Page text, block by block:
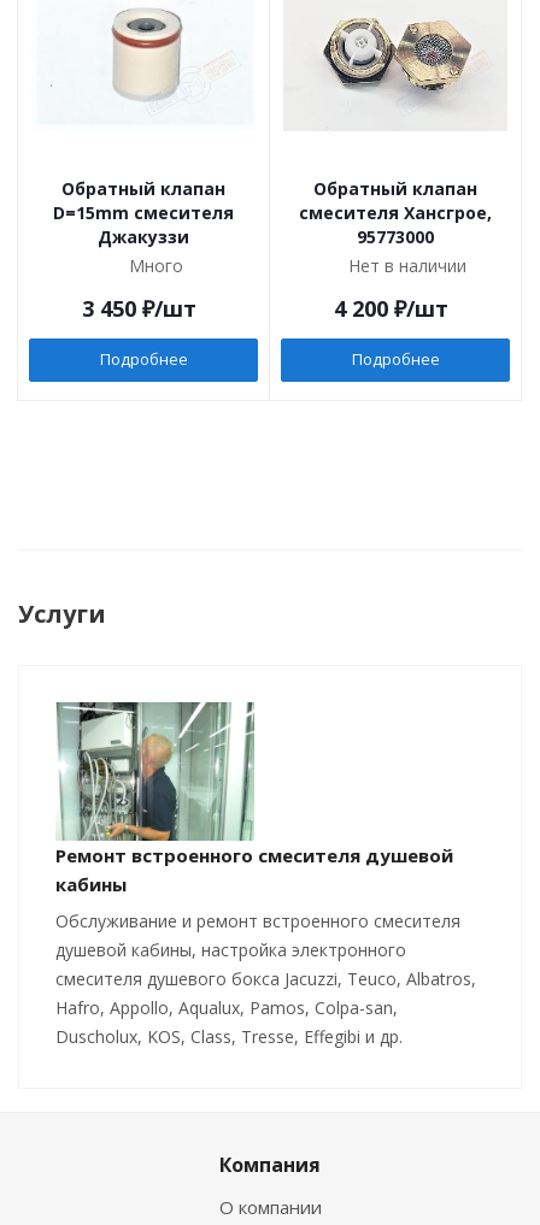
Обратный клапан
D=15mm смесителя
Джакуззи
Много
3 450 ₽/шт
Подробнее
Обратный клапан
смесителя Хансгрое,
95773000
Нет в наличии
4 200 ₽/шт
Подробнее
Услуги
Ремонт встроенного смесителя душевой
кабины
Обслуживание и ремонт встроенного смесителя
душевой кабины, настройка электронного
смесителя душевого бокса Jacuzzi, Teuco, Albatros,
Hafro, Appollo, Aqualux, Pamos, Colpa-san,
Duscholux, KOS, Class, Tresse, Effegibi и др.
Компания
О компании